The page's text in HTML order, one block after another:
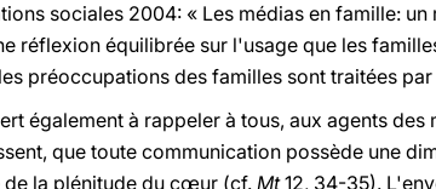
sociales 2004: « Les médias en famille:
réflexion équilibrée sur l'usage que les
préoccupations des familles sont traitées
également à rappeler à tous, aux agents
que toute communication possède une
la plénitude du cœur (cf.Mt12, 34-35).